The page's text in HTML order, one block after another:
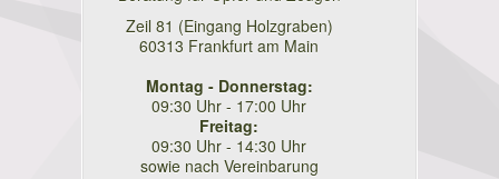
Zeil 81 (Eingang Holzgraben)
60313 Frankfurt am Main
Montag - Donnerstag:
09:30 Uhr - 17:00 Uhr
Freitag:
09:30 Uhr - 14:30 Uhr
sowie nach Vereinbarung